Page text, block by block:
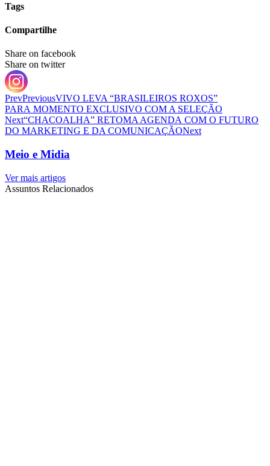
Tags
Compartilhe
Share on facebook
Share on twitter
PrevPreviousVIVO LEVA “BRASILEIROS ROXOS”
PARA MOMENTO EXCLUSIVO COM A SELEÇÃO
Next“CHACOALHA” RETOMA AGENDA COM O FUTURO
DO MARKETING E DA COMUNICAÇÃONext
Meio e Midia
Ver mais artigos
Assuntos Relacionados